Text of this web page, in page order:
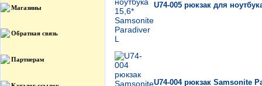
Магазины
Обратная связь
Партнерам
U74-005 рюкзак для
U74-004 рюкзак Samsonite